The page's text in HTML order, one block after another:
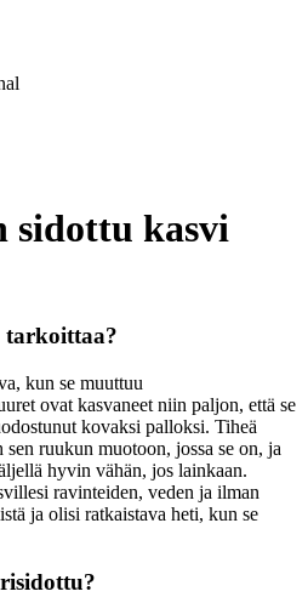
sidottu kasvi
tarkoittaa?
kun se muuttuu
ovat kasvaneet niin paljon, että se
kovaksi palloksi. Tiheä
ruukun muotoon, jossa se on, ja
hyvin vähän, jos lainkaan.
ravinteiden, veden ja ilman
ja olisi ratkaistava heti, kun se